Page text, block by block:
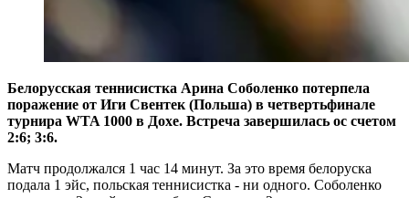
Белорусская теннисистка Арина Соболенко потерпела
поражение от Иги Свентек (Польша) в четвертьфинале
турнира WTA 1000 в Дохе. Встреча завершилась ос счетом
2:6; 3:6.
Матч продолжался 1 час 14 минут. За это время белоруска
подала 1 эйс, польская теннисистка - ни одного. Соболенко